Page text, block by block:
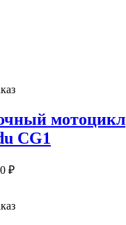
мотоцикл
CG1
₽